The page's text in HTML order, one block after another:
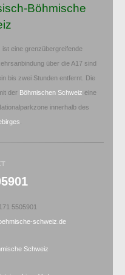
Böhmische
eine grenzübergreifende
über die A17 sind
bis zwei Stunden entfernt. Die
der Böhmischen Schweiz eine
innerhalb des
5505901
schweiz.de